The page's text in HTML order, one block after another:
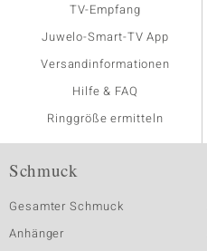
TV-Empfang
Juwelo-Smart-TV App
Versandinformationen
Hilfe & FAQ
Ringgröße ermitteln
Schmuck
Gesamter Schmuck
Anhänger